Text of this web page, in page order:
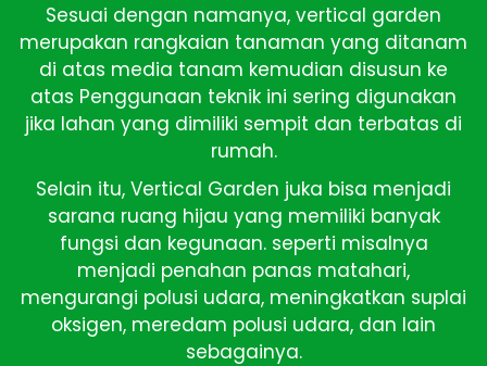
Sesuai dengan namanya, vertical garden
merupakan rangkaian tanaman yang ditanam
di atas media tanam kemudian disusun ke
atas Penggunaan teknik ini sering digunakan
jika lahan yang dimiliki sempit dan terbatas di
rumah.
Selain itu, Vertical Garden juka bisa menjadi
sarana ruang hijau yang memiliki banyak
fungsi dan kegunaan. seperti misalnya
menjadi penahan panas matahari,
mengurangi polusi udara, meningkatkan suplai
oksigen, meredam polusi udara, dan lain
sebagainya.